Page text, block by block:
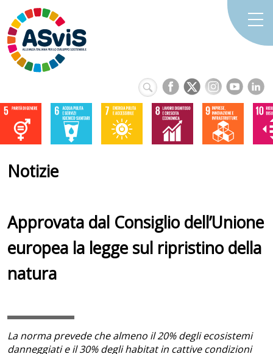
Notizie
Approvata dal Consiglio dell’Unione
europea la legge sul ripristino della
natura
La norma prevede che almeno il 20% degli ecosistemi
danneggiati e il 30% degli habitat in cattive condizioni